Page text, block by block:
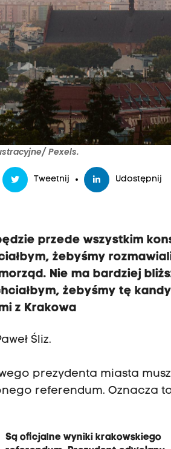
Pexels.
Tweetnij Udostępnij
przede wszystkim
żebyśmy
Nie ma bardziej
żebyśmy tę
z Krakowa
Śliz.
prezydenta miasta
referendum. Oznacza
Są oficjalne wyniki krakowskiego